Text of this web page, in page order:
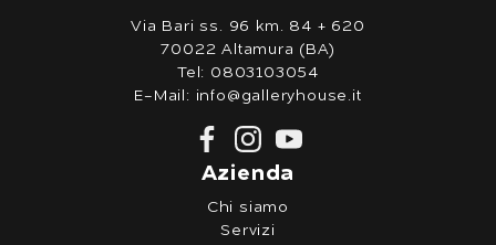
Via Bari ss. 96 km. 84 + 620
70022 Altamura (BA)
Tel: 0803103054
E-Mail: info@galleryhouse.it
Azienda
Chi siamo
Servizi